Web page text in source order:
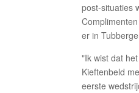
post-situaties
er in
"Ik wist dat
Kieftenbeld
eerste